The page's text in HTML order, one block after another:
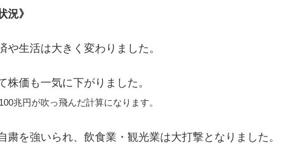
況》
や生活は大きく変わりました。
株価も一気に下がりました。
兆円が吹っ飛んだ計算になります。
粛を強いられ、飲食業・観光業は大打撃となりました。